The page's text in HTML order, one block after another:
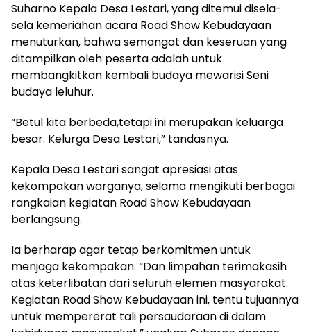
Suharno Kepala Desa Lestari, yang ditemui disela-
sela kemeriahan acara Road Show Kebudayaan
menuturkan, bahwa semangat dan keseruan yang
ditampilkan oleh peserta adalah untuk
membangkitkan kembali budaya mewarisi Seni
budaya leluhur.
“Betul kita berbeda,tetapi ini merupakan keluarga
besar. Kelurga Desa Lestari,” tandasnya.
Kepala Desa Lestari sangat apresiasi atas
kekompakan warganya, selama mengikuti berbagai
rangkaian kegiatan Road Show Kebudayaan
berlangsung.
Ia berharap agar tetap berkomitmen untuk
menjaga kekompakan. “Dan limpahan terimakasih
atas keterlibatan dari seluruh elemen masyarakat.
Kegiatan Road Show Kebudayaan ini, tentu tujuannya
untuk mempererat tali persaudaraan di dalam